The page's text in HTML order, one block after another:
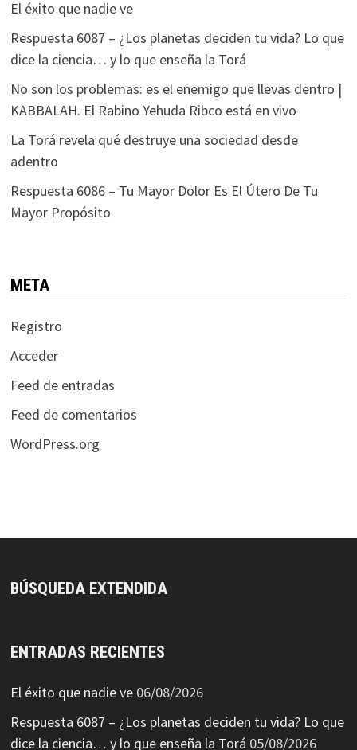
El éxito que nadie ve
Respuesta 6087 – ¿Los planetas deciden tu vida? Lo que
dice la ciencia… y lo que enseña la Torá
No son los problemas: es el enemigo que llevas dentro |
KABBALAH. El Rabino Yehuda Ribco está en vivo
La Torá revela qué destruye una sociedad desde
adentro
Respuesta 6086 – Tu Mayor Dolor Es El Útero De Tu
Mayor Propósito
META
Registro
Acceder
Feed de entradas
Feed de comentarios
WordPress.org
BÚSQUEDA EXTENDIDA
ENTRADAS RECIENTES
El éxito que nadie ve 06/08/2026
Respuesta 6087 – ¿Los planetas deciden tu vida? Lo que
dice la ciencia… y lo que enseña la Torá 05/08/2026